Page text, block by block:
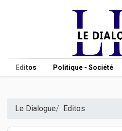
Editos Politique - Société
Le Dialogue Editos